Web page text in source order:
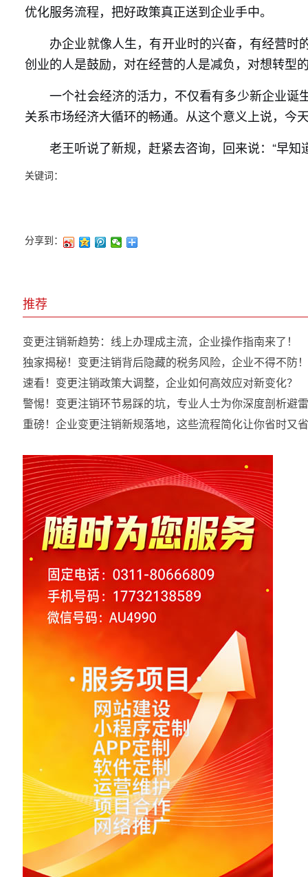
优化服务流程，把好政策真正送到企业手中。
办企业就像人生，有开业时的兴奋，有经营
创业的人是鼓励，对在经营的人是减负，对想转型
一个社会经济的活力，不仅看有多少新企业
关系市场经济大循环的畅通。从这个意义上说，今
老王听说了新规，赶紧去咨询，回来说：“早
关键词：
分享到：
推荐
变更注销新趋势：线上办理成主流，企业操作指南来了！
独家揭秘！变更注销背后隐藏的税务风险，企业不得不防！
速看！变更注销政策大调整，企业如何高效应对新变化？
警惕！变更注销环节易踩的坑，专业人士为你深度剖析避
重磅！企业变更注销新规落地，这些流程简化让你省时又